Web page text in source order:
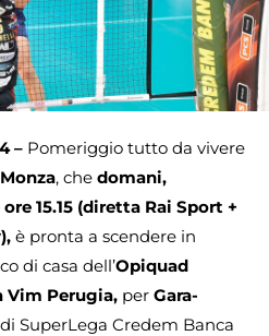
– Pomeriggio tutto da vivere
, che domani,
15.15 (diretta Rai Sport +
è pronta a scendere in
di casa dell’Opiquad
Vim Perugia, per Gara-
di SuperLega Credem Banca